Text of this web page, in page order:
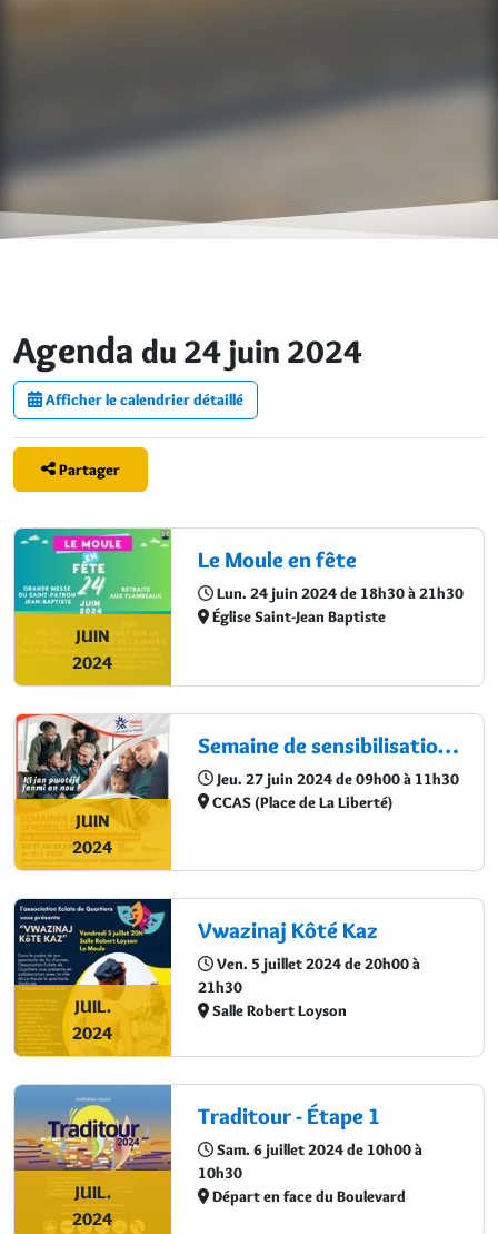
Agenda du 24 juin 2024
Afficher le calendrier détaillé
Partager
JUIN
2024
Le Moule en fête
Lun. 24 juin 2024 de 18h30 à 21h30
Église Saint-Jean Baptiste
JUIN
2024
Semaine de sensibilisation : Les mesures de protection juridique
Jeu. 27 juin 2024 de 09h00 à 11h30
CCAS (Place de La Liberté)
JUIL.
2024
Vwazinaj Kôté Kaz
Ven. 5 juillet 2024 de 20h00 à
21h30
Salle Robert Loyson
JUIL.
2024
Traditour - Étape 1
Sam. 6 juillet 2024 de 10h00 à
10h30
Départ en face du Boulevard